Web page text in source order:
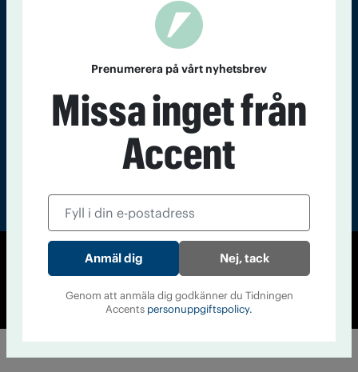
nummer av
© Tidningen Accent 2026
Cookiepolicy
Personuppgiftspolicy
Prenumerera på vårt nyhetsbrev
Missa inget från
Accent
Nej, tack
Genom att anmäla dig godkänner du Tidningen
Accents personuppgiftspolicy.